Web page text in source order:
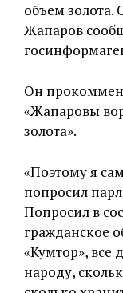
объем золота.
Жапаров
Он
«Жапаровы
золота».
«Поэтому я
попросил
Попросил в
гражданское
«Кумтор», все
народу,